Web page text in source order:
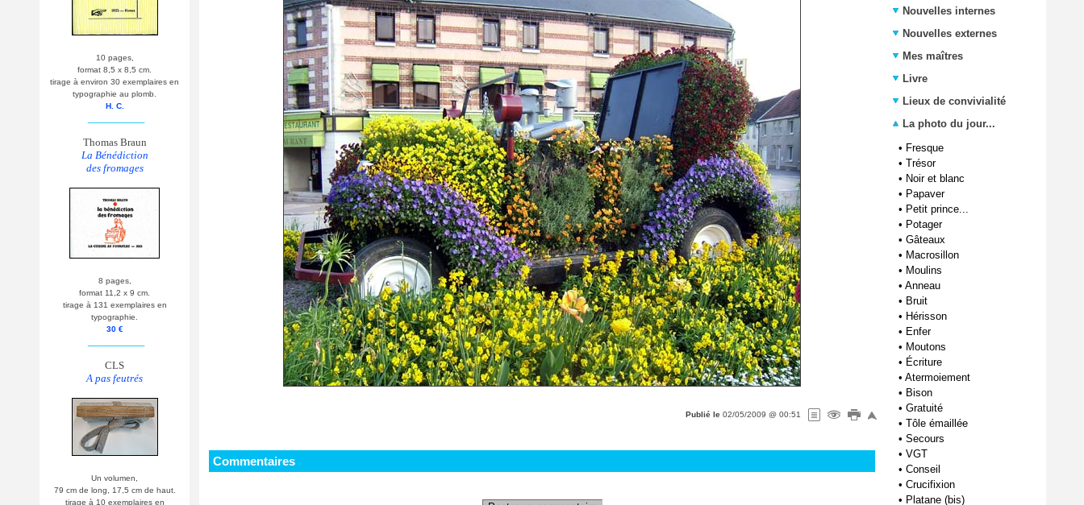
10 pages,
format 8,5 x 8,5 cm.
tirage à environ 30 exemplaires en
typographie au plomb.
H. C.
Thomas Braun
La Bénédiction
des fromages
8 pages,
format 11,2 x 9 cm.
tirage à 131 exemplaires en
typographie.
30 €
CLS
A pas feutrés
Un volumen,
79 cm de long, 17,5 cm de haut.
tirage à 10 exemplaires en
Publié le 02/05/2009 @ 00:51
Commentaires
Nouvelles internes
Nouvelles externes
Mes maîtres
Livre
Lieux de convivialité
La photo du jour...
• Fresque
• Trésor
• Noir et blanc
• Papaver
• Petit prince...
• Potager
• Gâteaux
• Macrosillon
• Moulins
• Anneau
• Bruit
• Hérisson
• Enfer
• Moutons
• Écriture
• Atermoiement
• Bison
• Gratuité
• Tôle émaillée
• Secours
• VGT
• Conseil
• Crucifixion
• Platane (bis)